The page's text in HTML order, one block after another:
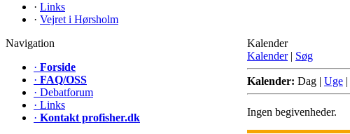
· Links
· Vejret i Hørsholm
Navigation
· Forside
· FAQ/OSS
· Debatforum
· Links
· Kontakt profisher.dk
Kalender
Kalender | Søg
Kalender: Dag | Uge |
Ingen begivenheder.